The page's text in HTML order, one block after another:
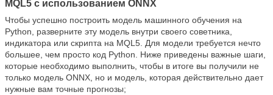
MQL5 с использованием ONNX
Чтобы успешно построить модель машинного обучения на
Python, разверните эту модель внутри своего советника,
индикатора или скрипта на MQL5. Для модели требуется нечто
большее, чем просто код Python. Ниже приведены важные шаги,
которые необходимо выполнить, чтобы в итоге вы получили не
только модель ONNX, но и модель, которая действительно дает
нужные вам точные прогнозы;